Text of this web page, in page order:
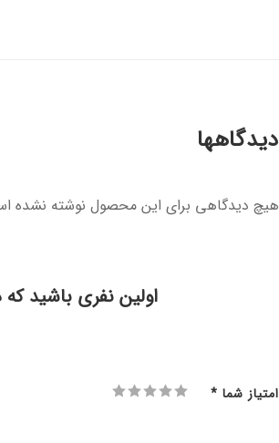
دیدگاهها
هیچ دیدگاهی برای این محصول نوشته نشده
اولین نفری باشید
امتیاز شما *